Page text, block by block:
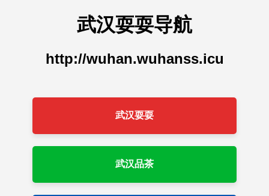
武汉耍耍导航
http://wuhan.wuhanss.icu
武汉耍耍
武汉品茶